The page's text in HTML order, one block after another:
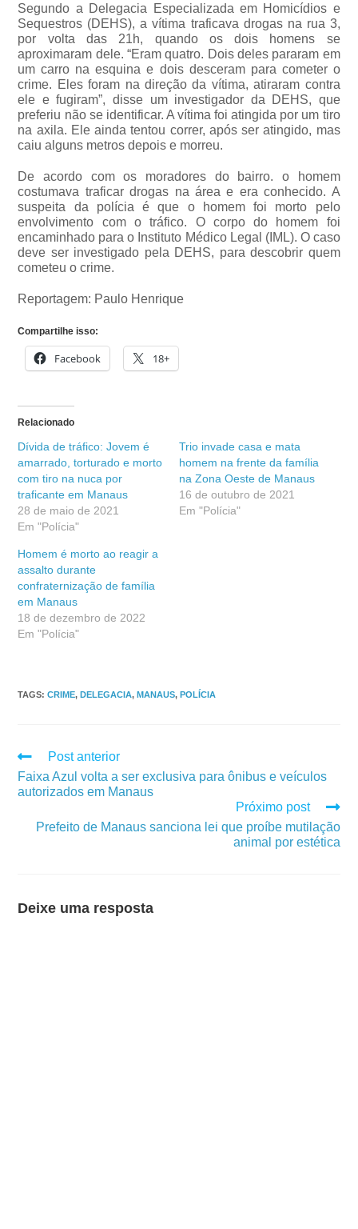
Segundo a Delegacia Especializada em Homicídios e
Sequestros (DEHS), a vítima traficava drogas na rua 3,
por volta das 21h, quando os dois homens se
aproximaram dele. “Eram quatro. Dois deles pararam em
um carro na esquina e dois desceram para cometer o
crime. Eles foram na direção da vítima, atiraram contra
ele e fugiram”, disse um investigador da DEHS, que
preferiu não se identificar. A vítima foi atingida por um tiro
na axila. Ele ainda tentou correr, após ser atingido, mas
caiu alguns metros depois e morreu.
De acordo com os moradores do bairro. o homem
costumava traficar drogas na área e era conhecido. A
suspeita da polícia é que o homem foi morto pelo
envolvimento com o tráfico. O corpo do homem foi
encaminhado para o Instituto Médico Legal (IML). O caso
deve ser investigado pela DEHS, para descobrir quem
cometeu o crime.
Reportagem: Paulo Henrique
Compartilhe isso:
Facebook 18+
Relacionado
Dívida de tráfico: Jovem é
amarrado, torturado e morto
com tiro na nuca por
traficante em Manaus
28 de maio de 2021
Em "Polícia"
Trio invade casa e mata
homem na frente da família
na Zona Oeste de Manaus
16 de outubro de 2021
Em "Polícia"
Homem é morto ao reagir a
assalto durante
confraternização de família
em Manaus
18 de dezembro de 2022
Em "Polícia"
TAGS:CRIME, DELEGACIA, MANAUS, POLÍCIA
Post anterior
Faixa Azul volta a ser exclusiva para ônibus e veículos
autorizados em Manaus
Próximo post
Prefeito de Manaus sanciona lei que proíbe mutilação
animal por estética
Deixe uma resposta